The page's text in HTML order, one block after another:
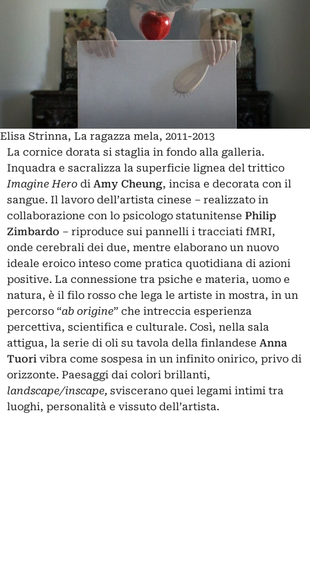
Elisa Strinna, La ragazza mela, 2011-2013
La cornice dorata si staglia in fondo alla galleria.
Inquadra e sacralizza la superficie lignea del trittico
Imagine Hero di Amy Cheung, incisa e decorata con il
sangue. Il lavoro dell’artista cinese – realizzato in
collaborazione con lo psicologo statunitense Philip
Zimbardo – riproduce sui pannelli i tracciati fMRI,
onde cerebrali dei due, mentre elaborano un nuovo
ideale eroico inteso come pratica quotidiana di azioni
positive. La connessione tra psiche e materia, uomo e
natura, è il filo rosso che lega le artiste in mostra, in un
percorso “ab origine” che intreccia esperienza
percettiva, scientifica e culturale. Così, nella sala
attigua, la serie di oli su tavola della finlandese Anna
Tuori vibra come sospesa in un infinito onirico, privo di
orizzonte. Paesaggi dai colori brillanti,
landscape/inscape, sviscerano quei legami intimi tra
luoghi, personalità e vissuto dell’artista.